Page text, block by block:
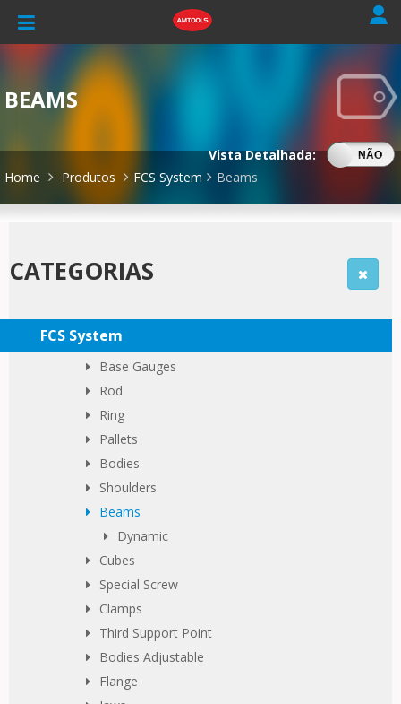
BEAMS
Vista Detalhada:
SIM NÃO
Home Produtos FCS System Beams
CATEGORIAS
FCS System
Base Gauges
Rod
Ring
Pallets
Bodies
Shoulders
Beams
Dynamic
Cubes
Special Screw
Clamps
Third Support Point
Bodies Adjustable
Flange